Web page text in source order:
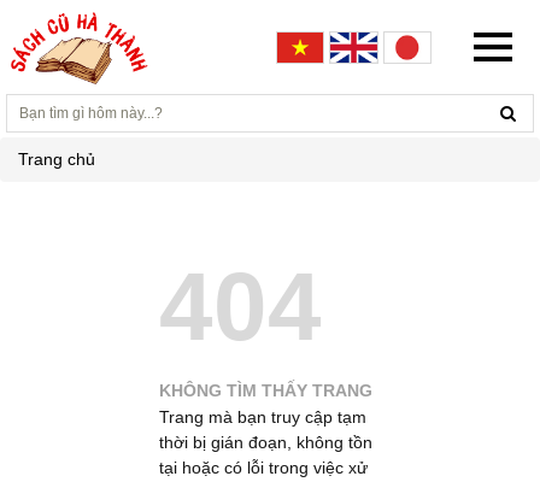
Trang chủ
404
KHÔNG TÌM THẤY TRANG
Trang mà bạn truy cập tạm
thời bị gián đoạn, không tồn
tại hoặc có lỗi trong việc xử